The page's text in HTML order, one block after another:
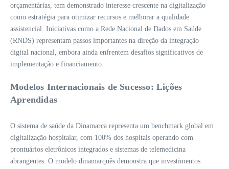
orçamentárias, tem demonstrado interesse crescente na digitalização
como estratégia para otimizar recursos e melhorar a qualidade
assistencial. Iniciativas como a Rede Nacional de Dados em Saúde
(RNDS) representam passos importantes na direção da integração
digital nacional, embora ainda enfrentem desafios significativos de
implementação e financiamento.
Modelos Internacionais de Sucesso: Lições
Aprendidas
O sistema de saúde da Dinamarca representa um benchmark global em
digitalização hospitalar, com 100% dos hospitais operando com
prontuários eletrônicos integrados e sistemas de telemedicina
abrangentes. O modelo dinamarquês demonstra que investimentos